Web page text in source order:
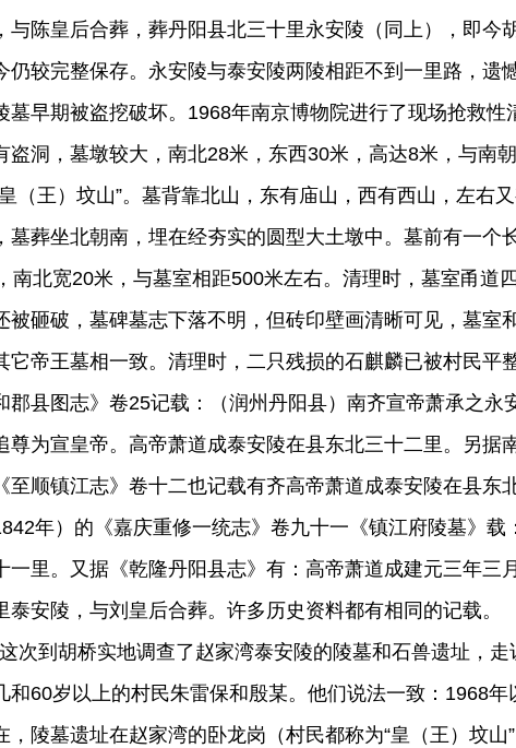
与陈皇后合葬，葬丹阳县北三十里永安陵（同上），即今
仍较完整保存。永安陵与泰安陵两陵相距不到一里路，遗
墓早期被盗挖破坏。1968年南京博物院进行了现场抢救性
盗洞，墓墩较大，南北28米，东西30米，高达8米，与南
（王）坟山”。墓背靠北山，东有庙山，西有西山，左右
墓葬坐北朝南，埋在经夯实的圆型大土墩中。墓前有一个
南北宽20米，与墓室相距500米左右。清理时，墓室甬道
被砸破，墓碑墓志下落不明，但砖印壁画清晰可见，墓室
它帝王墓相一致。清理时，二只残损的石麒麟已被村民平
郡县图志》卷25记载：（润州丹阳县）南齐宣帝萧承之永
尊为宣皇帝。高帝萧道成泰安陵在县东北三十二里。另据
至顺镇江志》卷十二也记载有齐高帝萧道成泰安陵在县东
年）的《嘉庆重修一统志》卷九十一《镇江府陵墓》载
一里。又据《乾隆丹阳县志》有：高帝萧道成建元三年三
泰安陵，与刘皇后合葬。许多历史资料都有相同的记载。
到胡桥实地调查了赵家湾泰安陵的陵墓和石兽遗址，走
和60岁以上的村民朱雷保和殷某。他们说法一致：1968
，陵墓遗址在赵家湾的卧龙岗（村民都称为“皇（王）坟山